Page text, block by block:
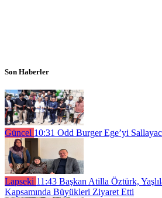
Son Haberler
Güncel 10:31 Odd Burger Ege’yi
Lapseki 11:43 Başkan Atilla Öztürk,
Kapsamında Büyükleri Ziyaret Etti